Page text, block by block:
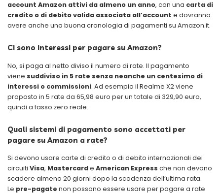
account Amazon attivi da almeno un anno, con una carta di
credito o di debito valida associata all’account e dovranno
avere anche una buona cronologia di pagamenti su Amazon.it.
Ci sono interessi per pagare su Amazon?
No, si paga al netto diviso il numero di rate. Il pagamento
viene suddiviso in 5 rate senza neanche un centesimo di
interessi o commissioni. Ad esempio il Realme X2 viene
proposto in 5 rate da 65,98 euro per un totale di 329,90 euro,
quindi a tasso zero reale.
Quali sistemi di pagamento sono accettati per
pagare su Amazon a rate?
Si devono usare carte di credito o di debito internazionali dei
circuiti Visa, Mastercarde American Express che non devono
scadere almeno 20 giorni dopo la scadenza dell’ultima rata.
Le pre-pagate non possono essere usare per pagare a rate